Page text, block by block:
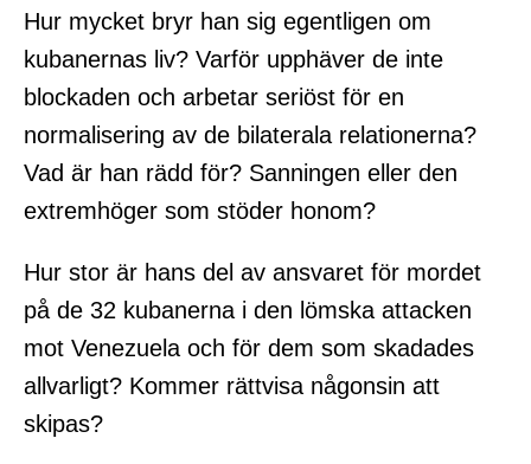
Hur mycket bryr han sig egentligen om
kubanernas liv? Varför upphäver de inte
blockaden och arbetar seriöst för en
normalisering av de bilaterala relationerna?
Vad är han rädd för? Sanningen eller den
extremhöger som stöder honom?
Hur stor är hans del av ansvaret för mordet
på de 32 kubanerna i den lömska attacken
mot Venezuela och för dem som skadades
allvarligt? Kommer rättvisa någonsin att
skipas?